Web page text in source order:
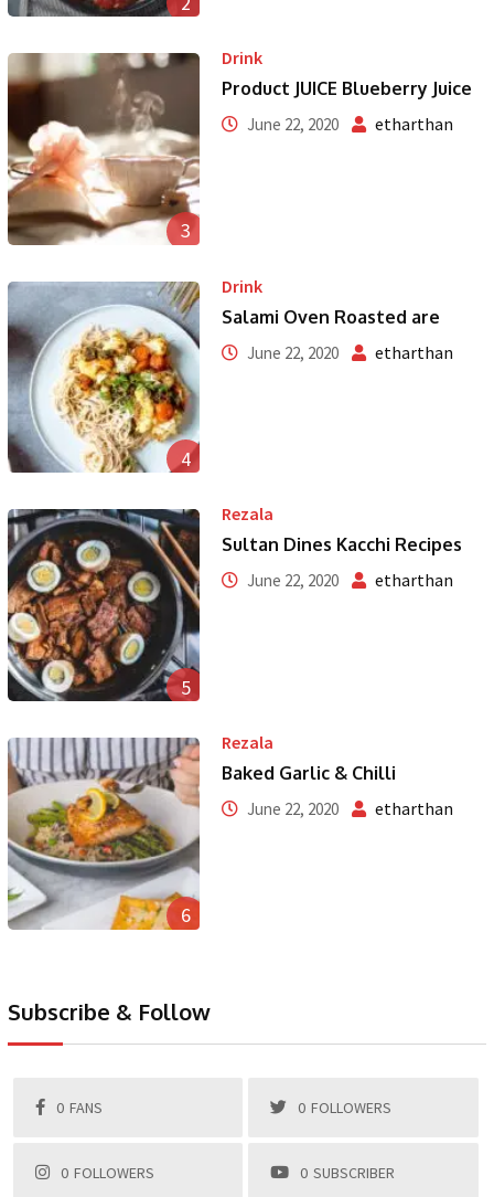
3
Drink
Product JUICE Blueberry Juice
June 22, 2020 etharthan
4
Drink
Salami Oven Roasted are
June 22, 2020 etharthan
5
Rezala
Sultan Dines Kacchi Recipes
June 22, 2020 etharthan
6
Rezala
Baked Garlic & Chilli
June 22, 2020 etharthan
Subscribe & Follow
0 FANS 0 FOLLOWERS
0 FOLLOWERS 0 SUBSCRIBER